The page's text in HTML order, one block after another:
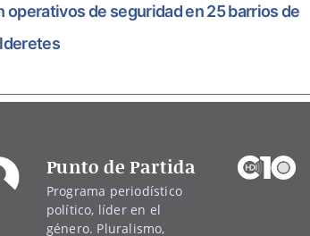
operativos de seguridad en 25 barrios de
Punto de Partida
Programa periodístico
político, líder en el
género. Pluralismo,